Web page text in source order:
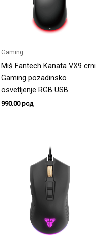
Gaming
Miš Fantech Kanata VX9 crni
Gaming pozadinsko
osvetljenje RGB USB
990.00рсд